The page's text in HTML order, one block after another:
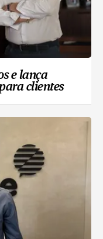
e lança
clientes